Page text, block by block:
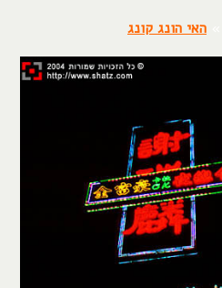
האי הונג קונג